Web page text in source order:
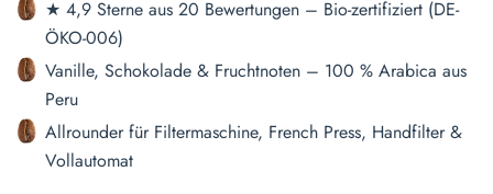
★ 4,9 Sterne aus 20 Bewertungen – Bio-zertifiziert (DE-
ÖKO-006)
Vanille, Schokolade & Fruchtnoten – 100 % Arabica aus
Peru
Allrounder für Filtermaschine, French Press, Handfilter &
Vollautomat